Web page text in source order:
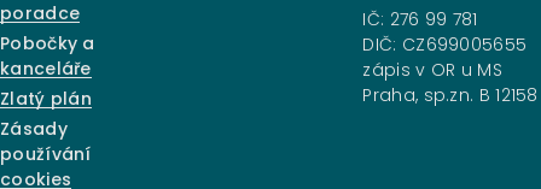
poradce
Pobočky a
kanceláře
Zlatý plán
Zásady
používání
cookies
IČ: 276 99 781
DIČ: CZ699005655
zápis v OR u MS
Praha, sp.zn. B 12158